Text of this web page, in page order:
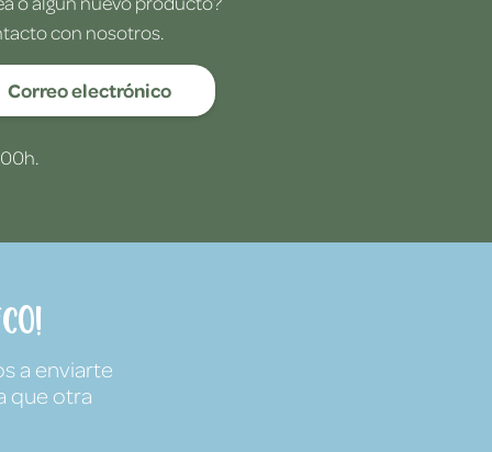
con nosotros.
Correo electrónico
a enviarte
que otra